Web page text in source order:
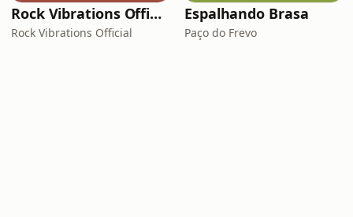
Rock Vibrations Official
Rock Vibrations Official
Espalhando Brasa
Paço do Frevo